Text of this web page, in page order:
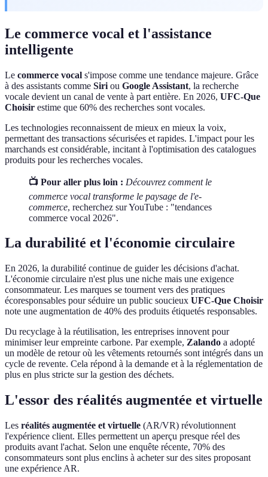
Le commerce vocal et l'assistance
intelligente
Le commerce vocal s'impose comme une tendance majeure. Grâce
à des assistants comme Siri ou Google Assistant, la recherche
vocale devient un canal de vente à part entière. En 2026, UFC-Que
Choisir estime que 60% des recherches sont vocales.
Les technologies reconnaissent de mieux en mieux la voix,
permettant des transactions sécurisées et rapides. L'impact pour les
marchands est considérable, incitant à l'optimisation des catalogues
produits pour les recherches vocales.
📺 Pour aller plus loin : Découvrez comment le
commerce vocal transforme le paysage de l'e-
commerce, recherchez sur YouTube : "tendances
commerce vocal 2026".
La durabilité et l'économie circulaire
En 2026, la durabilité continue de guider les décisions d'achat.
L'économie circulaire n'est plus une niche mais une exigence
consommateur. Les marques se tournent vers des pratiques
écoresponsables pour séduire un public soucieux UFC-Que Choisir
note une augmentation de 40% des produits étiquetés responsables.
Du recyclage à la réutilisation, les entreprises innovent pour
minimiser leur empreinte carbone. Par exemple, Zalando a adopté
un modèle de retour où les vêtements retournés sont intégrés dans un
cycle de revente. Cela répond à la demande et à la réglementation de
plus en plus stricte sur la gestion des déchets.
L'essor des réalités augmentée et virtuelle
Les réalités augmentée et virtuelle (AR/VR) révolutionnent
l'expérience client. Elles permettent un aperçu presque réel des
produits avant l'achat. Selon une enquête récente, 70% des
consommateurs sont plus enclins à acheter sur des sites proposant
une expérience AR.